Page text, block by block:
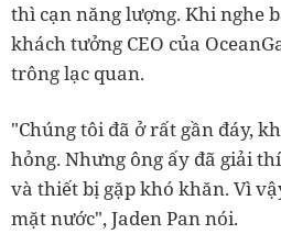
thì cạn năng lượng. Khi nghe
khách tưởng CEO của
trông lạc quan.
"Chúng tôi đã ở rất gần đáy,
hỏng. Nhưng ông ấy đã giải
và thiết bị gặp khó khăn. Vì
mặt nước", Jaden Pan nói.